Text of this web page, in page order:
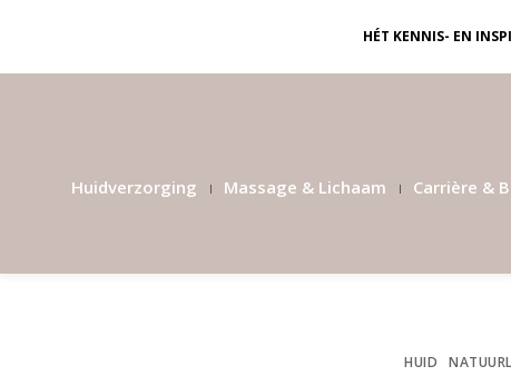
HÉT KENNIS- EN
Huidverzorging Massage & Lichaam Carrière &
HUID